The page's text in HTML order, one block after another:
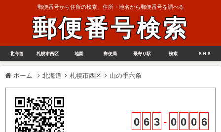
郵便番号から住所の検索、住所・地名から郵便番号を調べる
郵便番号検索
北海道 札幌市西区 地図 郵便局 最寄り駅 検索 ＳＮＳ
ホーム 北海道 札幌市西区 山の手六条
0 6 3 - 0 0 0 6